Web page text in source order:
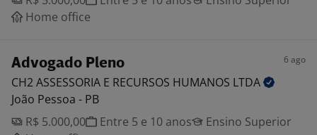
Home office
Advogado Pleno 6 ago
CH2 ASSESSORIA E RECURSOS HUMANOS LTDA
João Pessoa - PB
R$ 5.000,00
Entre 5 e 10 anos
Ensino Superior